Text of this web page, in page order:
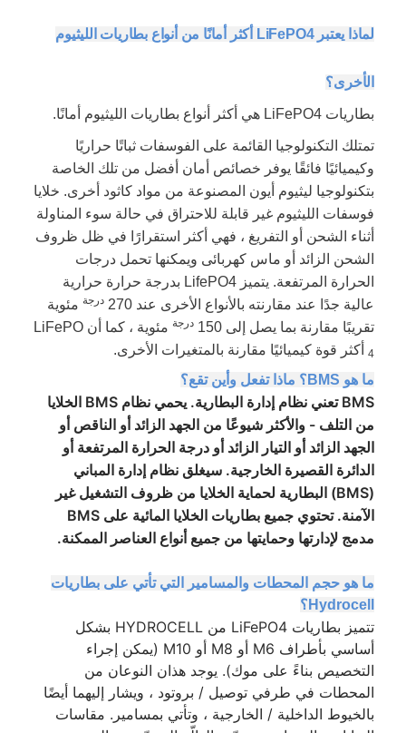
لماذا يعتبر LiFePO4 أكثر أمانًا من أنواع بطاريات الليثيوم
الأخرى؟
بطاريات LiFePO4 هي أكثر أنواع بطاريات الليثيوم أمانًا.
تمتلك التكنولوجيا القائمة على الفوسفات ثباتًا حراريًا
وكيميائيًا فائقًا يوفر خصائص أمان أفضل من تلك الخاصة
بتكنولوجيا ليثيوم أيون المصنوعة من مواد كاثود أخرى. خلايا
فوسفات الليثيوم غير قابلة للاحتراق في حالة سوء المناولة
أثناء الشحن أو التفريغ ، فهي أكثر استقرارًا في ظل ظروف
الشحن الزائد أو ماس كهربائى ويمكنها تحمل درجات
الحرارة المرتفعة. يتميز LifePO4 بدرجة حرارة حرارية
عالية جدًا عند مقارنته بالأنواع الأخرى عند 270
درجة مئوية
تقريبًا مقارنة بما يصل إلى 150
درجة مئوية ، كما أن LiFePO
4 أكثر قوة كيميائيًا مقارنة بالمتغيرات الأخرى.
ما هو BMS؟ ماذا تفعل وأين تقع؟
BMS تعني نظام إدارة البطارية. يحمي نظام BMS الخلايا
من التلف - والأكثر شيوعًا من الجهد الزائد أو الناقص أو
الجهد الزائد أو التيار الزائد أو درجة الحرارة المرتفعة أو
الدائرة القصيرة الخارجية. سيغلق نظام إدارة المباني
(BMS) البطارية لحماية الخلايا من ظروف التشغيل غير
الآمنة. تحتوي جميع بطاريات الخلايا المائية على BMS
مدمج لإدارتها وحمايتها من جميع أنواع العناصر الممكنة.
ما هو حجم المحطات والمسامير التي تأتي على بطاريات
Hydrocell؟
تتميز بطاريات LiFePO4 من HYDROCELL بشكل
أساسي بأطراف M6 أو M8 أو M10 (يمكن إجراء
التخصيص بناءً على موك). يوجد هذان النوعان من
المحطات في طرفي توصيل / بروتود ، ويشار إليهما أيضًا
بالخيوط الداخلية / الخارجية ، وتأتي بمسامير. مقاسات